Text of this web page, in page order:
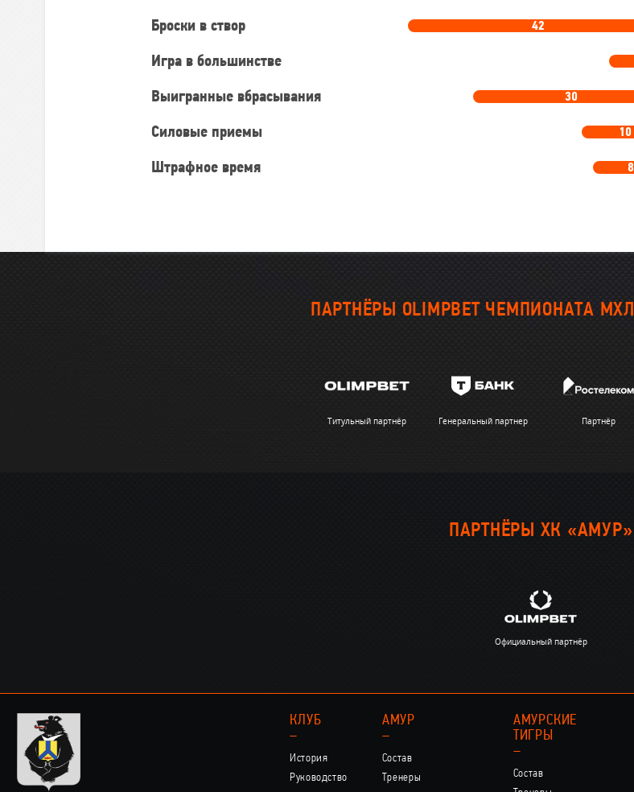
Броски в створ 42
Игра в большинстве
Выигранные вбрасывания 30
Силовые приемы 10
Штрафное время 8
ПАРТНЁРЫ OLIMPBET ЧЕМПИОНАТА
Титульный партнёр Генеральный партнер Партнёр
ПАРТНЁРЫ ХК «АМУР»
Официальный партнёр
КЛУБ
–
История
Руководство
АМУР
–
Состав
Тренеры
АМУРСКИЕ
ТИГРЫ
–
Состав